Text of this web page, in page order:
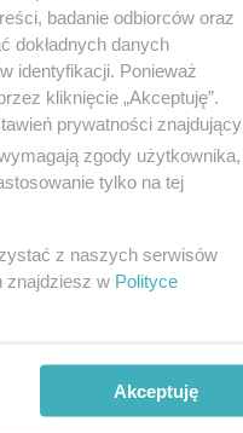
„pod linijkę”.
w
która
m.in. możliwość
badanie odbiorców oraz
dokładnych danych
identyfikacji. Ponieważ
kliknięcie „Akceptuję”.
prywatności znajdujący
zgody użytkownika,
tylko na tej
z naszych serwisów
znajdziesz w Polityce
Akceptuję